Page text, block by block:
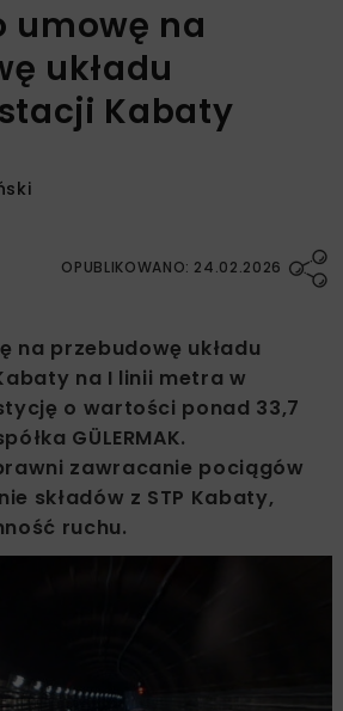
umowę na
układu
Kabaty
OPUBLIKOWANO: 24.02.2026
na przebudowę układu
na I linii metra w
o wartości ponad 33,7
GÜLERMAK.
zawracanie pociągów
składów z STP Kabaty,
ruchu.